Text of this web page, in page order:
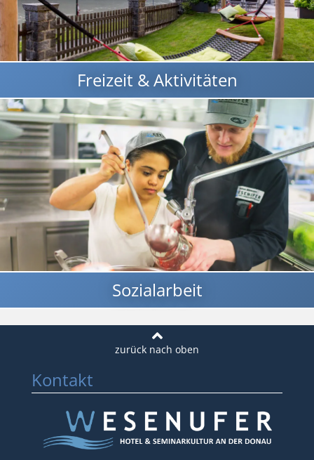
Freizeit & Aktivitäten
Sozialarbeit
Kontakt